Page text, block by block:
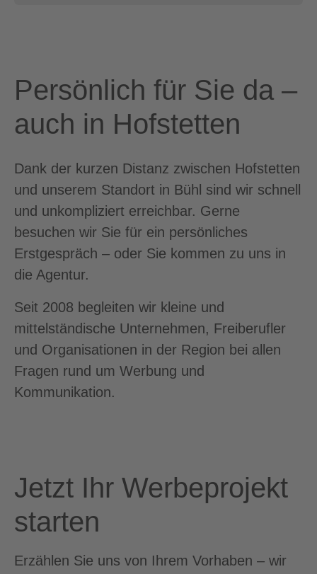
Persönlich für Sie da –
auch in Hofstetten
Dank der kurzen Distanz zwischen Hofstetten
und unserem Standort in Bühl sind wir schnell
und unkompliziert erreichbar. Gerne
besuchen wir Sie für ein persönliches
Erstgespräch – oder Sie kommen zu uns in
die Agentur.
Seit 2008 begleiten wir kleine und
mittelständische Unternehmen, Freiberufler
und Organisationen in der Region bei allen
Fragen rund um Werbung und
Kommunikation.
Jetzt Ihr Werbeprojekt
starten
Erzählen Sie uns von Ihrem Vorhaben – wir